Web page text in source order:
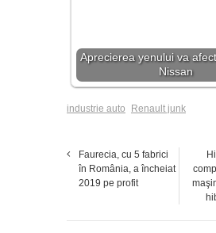
Aprecierea yenului va
Nissan
industrie auto Renault junk
Faurecia, cu 5 fabrici
în România, a încheiat
2019 pe profit